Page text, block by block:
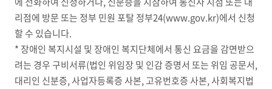
리점에 방문 또는 정부 민원 포탈 정부24(www.gov.kr)에서 신청
할 수 있습니다.
* 장애인 복지시설 및 장애인 복지단체에서 통신 요금을 감면받으
려는 경우 구비서류(법인 위임장 및 인감 증명서 또는 위임 공문서,
대리인 신분증, 사업자등록증 사본, 고유번호증 사본, 사회복지법